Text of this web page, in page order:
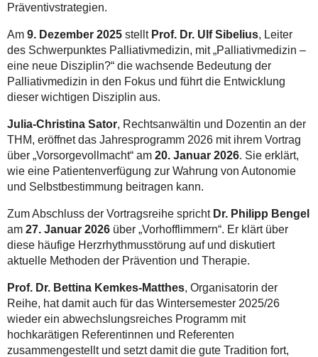
Präventivstrategien.
Am 9. Dezember 2025stellt Prof. Dr. Ulf Sibelius, Leiter
des Schwerpunktes Palliativmedizin, mit „Palliativmedizin –
eine neue Disziplin?“ die wachsende Bedeutung der
Palliativmedizin in den Fokus und führt die Entwicklung
dieser wichtigen Disziplin aus.
Julia-Christina Sator, Rechtsanwältin und Dozentin an der
THM, eröffnet das Jahresprogramm 2026 mit ihrem Vortrag
über „Vorsorgevollmacht“ am 20. Januar 2026. Sie erklärt,
wie eine Patientenverfügung zur Wahrung von Autonomie
und Selbstbestimmung beitragen kann.
Zum Abschluss der Vortragsreihe spricht Dr. Philipp Bengel
am 27. Januar 2026über „Vorhofflimmern“. Er klärt über
diese häufige Herzrhythmusstörung auf und diskutiert
aktuelle Methoden der Prävention und Therapie.
Prof. Dr. Bettina Kemkes-Matthes, Organisatorin der
Reihe, hat damit auch für das Wintersemester 2025/26
wieder ein abwechslungsreiches Programm mit
hochkarätigen Referentinnen und Referenten
zusammengestellt und setzt damit die gute Tradition fort,